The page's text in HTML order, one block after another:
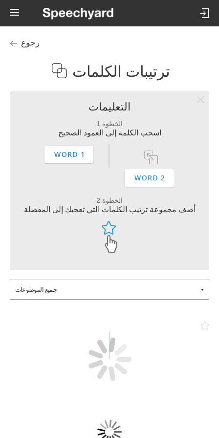
رجوع
ترتيبات الكلمات
التعليمات
الخطوة 1
اسحب الكلمة إلى العمود الصحيح
الخطوة 2
أضف مجموعة ترتيب الكلمات التي تعجبك إلى المفضلة
جميع الموضوعات